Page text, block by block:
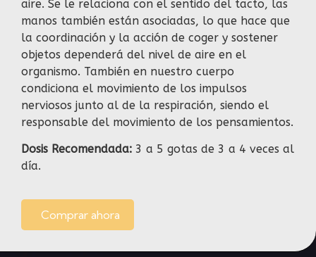
aire. Se le relaciona con el sentido del tacto, las
manos también están asociadas, lo que hace que
la coordinación y la acción de coger y sostener
objetos dependerá del nivel de aire en el
organismo. También en nuestro cuerpo
condiciona el movimiento de los impulsos
nerviosos junto al de la respiración, siendo el
responsable del movimiento de los pensamientos.
Dosis Recomendada: 3 a 5 gotas de 3 a 4 veces al
día.
Comprar ahora